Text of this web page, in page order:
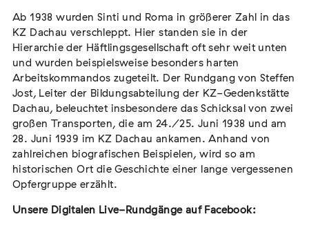
Der Weg der Sinti und Roma
02. August 2026 - 16. August 2026 Darmstadt
Tag der Menschlichkeit Verband Deutscher
Sinti und Roma, Landesverband Rheinland-
Pfalz nimmt teil
Ab 1938 wurden Sinti und Roma in größerer Zahl in das
KZ Dachau verschleppt. Hier standen sie in der
Hierarchie der Häftlingsgesellschaft oft sehr weit unten
und wurden beispielsweise besonders harten
Arbeitskommandos zugeteilt. Der Rundgang von Steffen
Jost, Leiter der Bildungsabteilung der KZ-Gedenkstätte
Dachau, beleuchtet insbesondere das Schicksal von zwei
großen Transporten, die am 24./25. Juni 1938 und am
28. Juni 1939 im KZ Dachau ankamen. Anhand von
zahlreichen biografischen Beispielen, wird so am
historischen Ort die Geschichte einer lange vergessenen
Opfergruppe erzählt.
Unsere Digitalen Live-Rundgänge auf Facebook: